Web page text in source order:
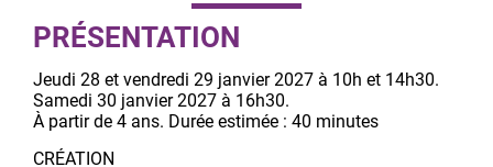
PRÉSENTATION
Jeudi 28 et vendredi 29 janvier 2027 à 10h et 14h30.
Samedi 30 janvier 2027 à 16h30.
À partir de 4 ans. Durée estimée : 40 minutes
CRÉATION